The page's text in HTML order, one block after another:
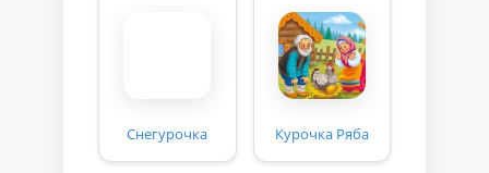
Снегурочка Курочка Ряба